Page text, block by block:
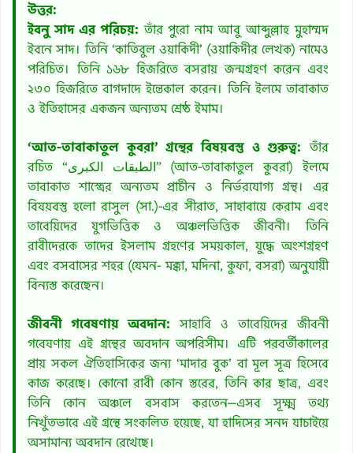
উত্তর:
ইবনু সাদ এর পরিচয়: তাঁর পুরো নাম আবু আব্দুল্লাহ মুহাম্মদ
ইবনে সাদ। তিনি ‘কাতিবুল ওয়াকিদী’ (ওয়াকিদীর লেখক) নামেও
পরিচিত। তিনি ১৬৮ হিজরিতে বসরায় জন্মগ্রহণ করেন এবং
২৩০ হিজরিতে বাগদাদে ইন্তেকাল করেন। তিনি ইলমে তাবাকাত
ও ইতিহাসের একজন অন্যতম শ্রেষ্ঠ ইমাম।
‘আত-তাবাকাতুল কুবরা’ গ্রন্থের বিষয়বস্তু ও গুরুত্ব: তাঁর
রচিত “الطبقات الكبرى” (আত-তাবাকাতুল কুবরা) ইলমে
তাবাকাত শাস্ত্রের অন্যতম প্রাচীন ও নির্ভরযোগ্য গ্রন্থ। এর
বিষয়বস্তু হলো রাসুল (সা.)-এর সীরাত, সাহাবায়ে কেরাম এবং
তাবেয়িদের যুগভিত্তিক ও অঞ্চলভিত্তিক জীবনী। তিনি
রাবীদেরকে তাদের ইসলাম গ্রহণের সময়কাল, যুদ্ধে অংশগ্রহণ
এবং বসবাসের শহর (যেমন- মক্কা, মদিনা, কুফা, বসরা) অনুযায়ী
বিন্যস্ত করেছেন।
জীবনী গবেষণায় অবদান: সাহাবি ও তাবেয়িদের জীবনী
গবেষণায় এই গ্রন্থের অবদান অপরিসীম। এটি পরবর্তীকালের
প্রায় সকল ঐতিহাসিকের জন্য ‘মাদার বুক’ বা মূল সূত্র হিসেবে
কাজ করেছে। কোনো রাবী কোন স্তরের, তিনি কার ছাত্র, এবং
তিনি কোন অঞ্চলে বসবাস করতেন—এসব সূক্ষ্ম তথ্য
নিখুঁতভাবে এই গ্রন্থে সংকলিত হয়েছে, যা হাদিসের সনদ যাচাইয়ে
অসামান্য অবদান রেখেছে।